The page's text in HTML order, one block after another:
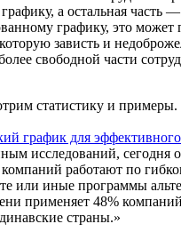
а остальная часть
графику, это может
зависть и
свободной части
статистику и примеры.
график для
исследований, сегодня
работают по
или иные программы
применяет 48%
страны.»